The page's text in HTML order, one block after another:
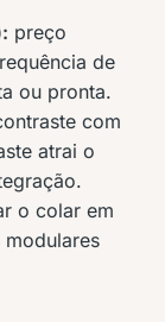
preço
de
ou pronta.
com
atrai o
o colar em
modulares